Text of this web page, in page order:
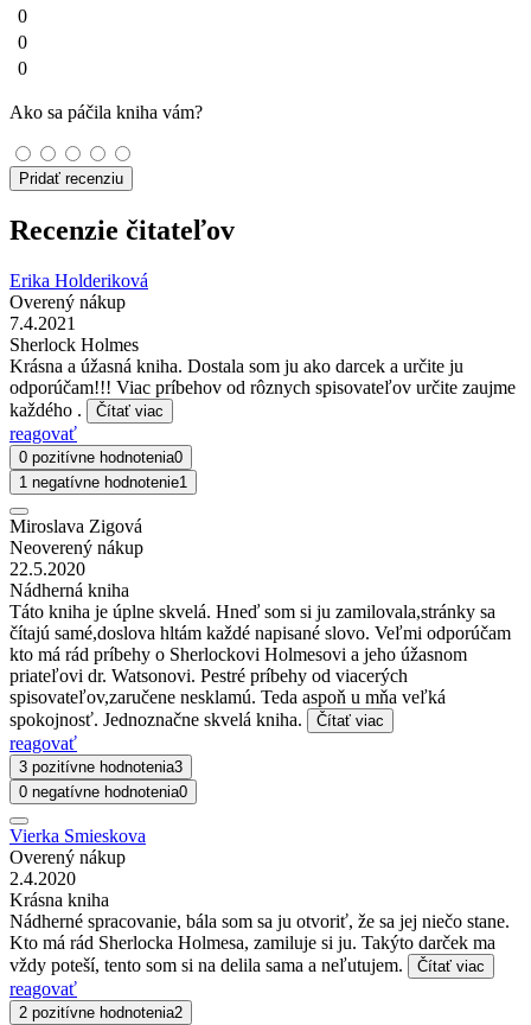
0
0
0
Ako sa páčila kniha vám?
Pridať recenziu
Recenzie čitateľov
Erika Holderiková
Overený nákup
7.4.2021
Sherlock Holmes
Krásna a úžasná kniha. Dostala som ju ako darcek a určite ju
odporúčam!!! Viac príbehov od rôznych spisovateľov určite zaujme
každého .
Čítať viac
reagovať
0 pozitívne hodnotenia0
1 negatívne hodnotenie1
Miroslava Zigová
Neoverený nákup
22.5.2020
Nádherná kniha
Táto kniha je úplne skvelá. Hneď som si ju zamilovala,stránky sa
čítajú samé,doslova hltám každé napisané slovo. Veľmi odporúčam
kto má rád príbehy o Sherlockovi Holmesovi a jeho úžasnom
priateľovi dr. Watsonovi. Pestré príbehy od viacerých
spisovateľov,zaručene nesklamú. Teda aspoň u mňa veľká
spokojnosť. Jednoznačne skvelá kniha.
Čítať viac
reagovať
3 pozitívne hodnotenia3
0 negatívne hodnotenia0
Vierka Smieskova
Overený nákup
2.4.2020
Krásna kniha
Nádherné spracovanie, bála som sa ju otvoriť, že sa jej niečo stane.
Kto má rád Sherlocka Holmesa, zamiluje si ju. Takýto darček ma
vždy poteší, tento som si na delila sama a neľutujem.
Čítať viac
reagovať
2 pozitívne hodnotenia2